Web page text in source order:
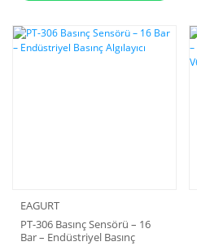
EAGURT
PT-306 Basınç Sensörü – 16
Bar – Endüstriyel Basınç